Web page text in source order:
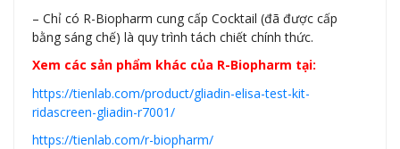
– Chỉ có R-Biopharm cung cấp Cocktail (đã được cấp
bằng sáng chế) là quy trình tách chiết chính thức.
Xem các sản phẩm khác của R-Biopharm tại:
https://tienlab.com/product/gliadin-elisa-test-kit-
ridascreen-gliadin-r7001/
https://tienlab.com/r-biopharm/